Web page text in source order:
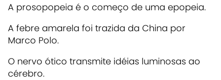
A prosopopeia é o começo de uma epopeia.
A febre amarela foi trazida da China por
Marco Polo.
O nervo ótico transmite idéias luminosas ao
cérebro.